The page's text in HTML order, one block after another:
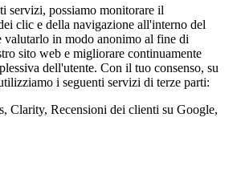
servizi, possiamo monitorare il
clic e della navigazione all'interno del
valutarlo in modo anonimo al fine di
sito web e migliorare continuamente
dell'utente. Con il tuo consenso, su
i seguenti servizi di terze parti:
Clarity, Recensioni dei clienti su Google,